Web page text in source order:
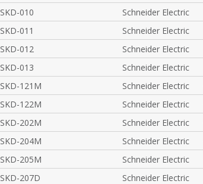
SKD-010 Schneider Electric
SKD-011 Schneider Electric
SKD-012 Schneider Electric
SKD-013 Schneider Electric
SKD-121M Schneider Electric
SKD-122M Schneider Electric
SKD-202M Schneider Electric
SKD-204M Schneider Electric
SKD-205M Schneider Electric
SKD-207D Schneider Electric